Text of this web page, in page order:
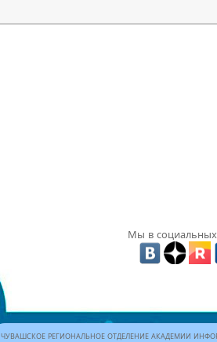
Мы в социальных
ЧУВАШСКОЕ РЕГИОНАЛЬНОЕ ОТДЕЛЕНИЕ АКАДЕМИИ